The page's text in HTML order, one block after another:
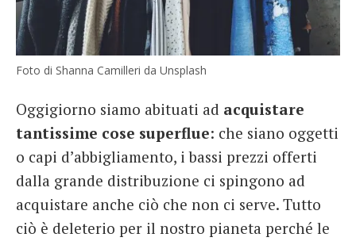
Foto di Shanna Camilleri da Unsplash
Oggigiorno siamo abituati ad acquistare
tantissime cose superflue: che siano oggetti
o capi d’abbigliamento, i bassi prezzi offerti
dalla grande distribuzione ci spingono ad
acquistare anche ciò che non ci serve. Tutto
ciò è deleterio per il nostro pianeta perché le